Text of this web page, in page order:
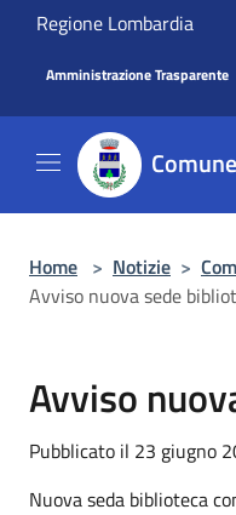
Salta al contenuto principale
Regione Lombardia
Amministrazione Trasparente
Home > Notizie >
Avviso nuova sede
Avviso
Pubblicato il 23 giugno
Nuova seda biblioteca